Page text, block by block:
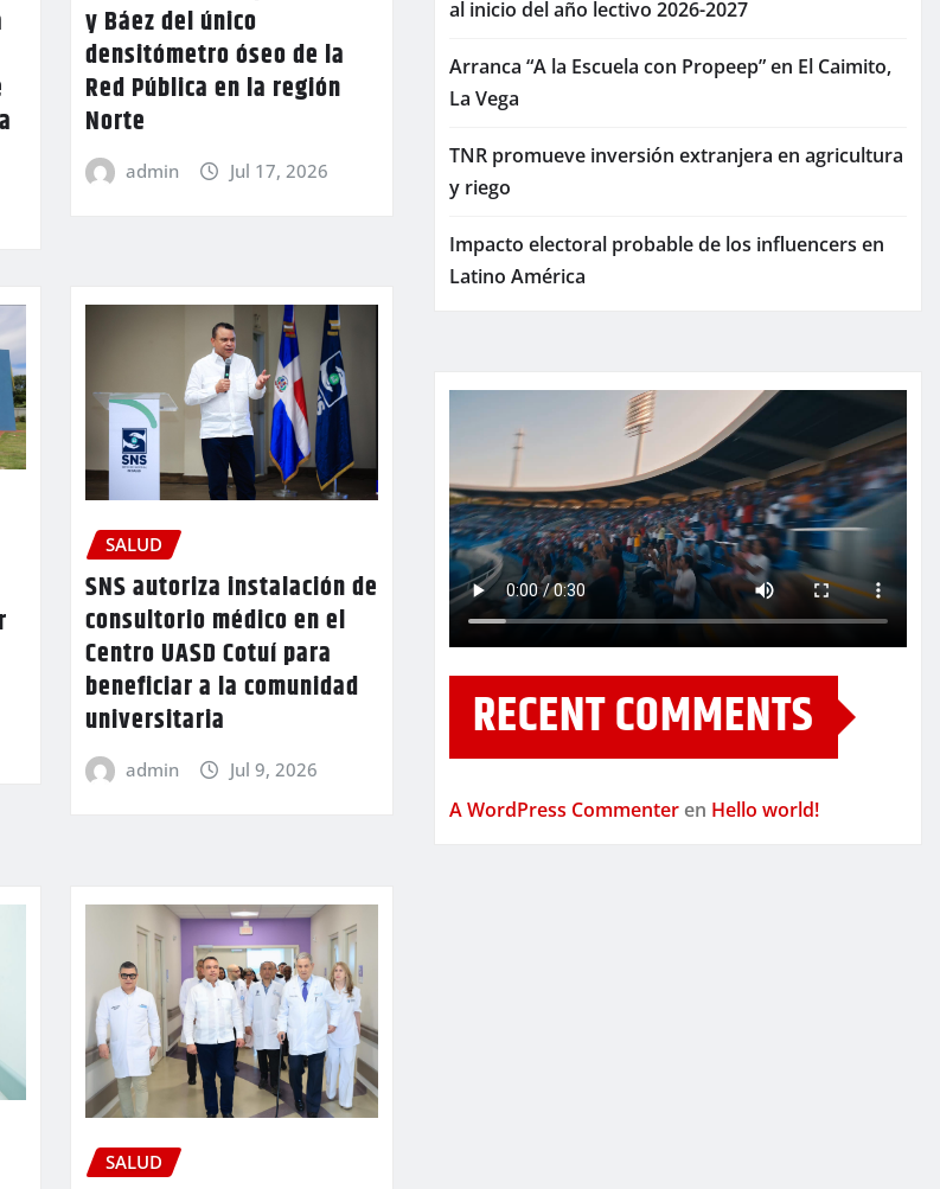
y Báez del único
densitómetro óseo de la
Red Pública en la región
Norte
admin Jul 17, 2026
SALUD
SNS autoriza instalación de
consultorio médico en el
Centro UASD Cotuí para
beneficiar a la comunidad
universitaria
admin Jul 9, 2026
SALUD
al inicio del año lectivo 2026-2027
Arranca “A la Escuela con Propeep” en El Caimito,
La Vega
TNR promueve inversión extranjera en agricultura
y riego
Impacto electoral probable de los influencers en
Latino América
RECENT COMMENTS
A WordPress Commenter en Hello world!